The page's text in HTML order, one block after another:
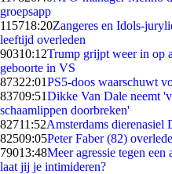
groepsapp
115718:20Zangeres en Idols-
leeftijd overleden
90310:12Trump grijpt weer in op
geboorte in VS
87322:01PS5-doos waarschuwt
83709:51Dikke Van Dale neemt
schaamlippen doorbreken'
82711:52Amsterdams
82509:05Peter Faber (82)
79013:48Meer agressie tegen
laat jij je intimideren?